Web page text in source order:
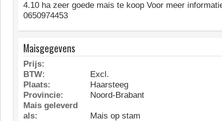
4.10 ha zeer goede mais te koop Voor meer
0650974453
Maisgegevens
Prijs:
BTW:
Excl.
Plaats:
Haarsteeg
Provincie:
Noord-Brabant
Mais geleverd
als:
Mais op stam